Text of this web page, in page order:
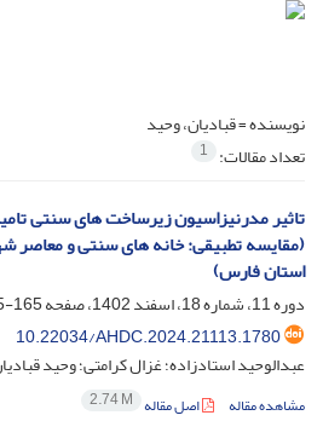
نویسنده =قبادیان، وحید
تعداد مقالات: 1
تاثیر مدرنیزاسیون زیرساخت های سنتی
(مقایسه تطبیقی: خانه های سنتی و معاصر
استان فارس)
دوره 11، شماره 18، اسفند 1402، صفحه
165-185
10.22034/AHDC.2024.21113.1780
عبدالوحید استادزاده؛ غزال کرامتی؛ وحید
مشاهده مقاله اصل مقاله 2.74 M